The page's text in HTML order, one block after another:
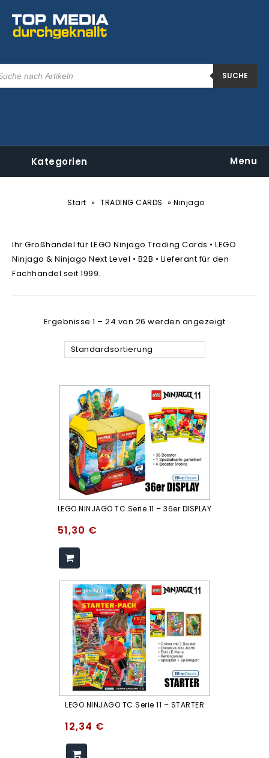
SUCHE
Kategorien Menu
Start » TRADING CARDS »Ninjago
Ihr Großhandel für LEGO Ninjago Trading Cards • LEGO
Ninjago & Ninjago Next Level • B2B • Lieferant für den
Fachhandel seit 1999.
Ergebnisse 1 – 24 von 26 werden angezeigt
Standardsortierung
LEGO NINJAGO TC Serie 11 – 36er DISPLAY
51,30 €
LEGO NINJAGO TC Serie 11 – STARTER
12,34 €